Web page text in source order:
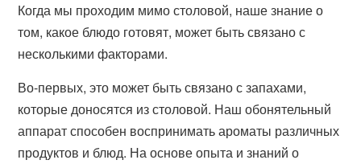
Когда мы проходим мимо столовой, наше знание о
том, какое блюдо готовят, может быть связано с
несколькими факторами.
Во-первых, это может быть связано с запахами,
которые доносятся из столовой. Наш обонятельный
аппарат способен воспринимать ароматы различных
продуктов и блюд. На основе опыта и знаний о